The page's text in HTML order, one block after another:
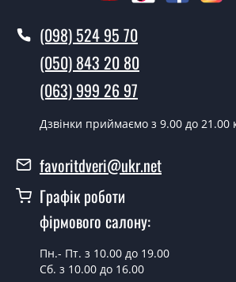
наявності їх на складі, чи наступного
Чи можна на сьогодні
замірника?
Так, ми маємо великий асортимент
дверей.
Яка вартість
дверей?
(098) 524 95 70
(050) 843 20 80
(063) 999 26 97
Дзвінки приймаємо з 9.00 до 21.00
favoritdveri@ukr.net
Графік роботи
фірмового салону:
Пн.- Пт. з 10.00 до 19.00
Сб. з 10.00 до 16.00